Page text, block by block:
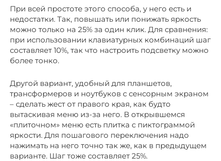
При всей простоте этого способа, у него есть и
недостатки. Так, повышать или понижать яркость
можно только на 25% за один клик. Для сравнения:
при использовании клавиатурных комбинаций шаг
составляет 10%, так что настроить подсветку можно
более тонко.
Другой вариант, удобный для планшетов,
трансформеров и ноутбуков с сенсорным экраном
– сделать жест от правого края, как будто
вытаскивая меню из-за него. В открывшемся
«плиточном» меню есть плитка с пиктограммой
яркости. Для пошагового переключения надо
нажимать на него точно так же, как в предыдущем
варианте. Шаг тоже составляет 25%.